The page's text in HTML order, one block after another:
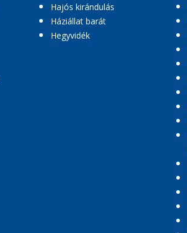
Hajós kirándulás
Háziállat barát
Hegyvidék